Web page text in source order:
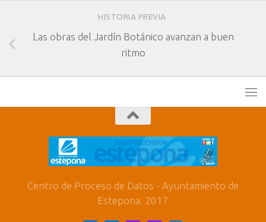
HISTORIA PREVIA
Las obras del Jardín Botánico avanzan a buen
ritmo
Centro de Proceso de Datos - Ayuntamiento de
Estepona. 2017